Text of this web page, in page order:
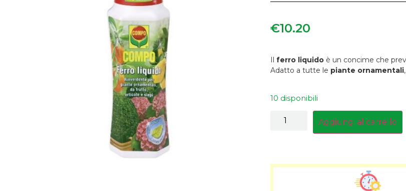
€10.20
Il ferro liquido è un concime che
Adatto a tutte le piante ornamentali,
10 disponibili
Aggiungi al carrello